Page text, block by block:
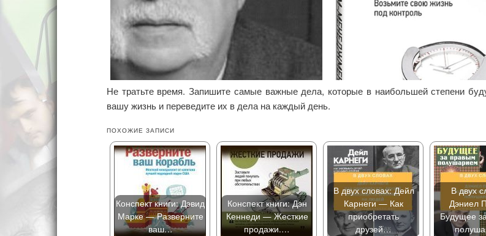
Не тратьте время. Запишите самые важные дела, которые в наибольшей степени
вашу жизнь и переведите их в дела на каждый день.
ПОХОЖИЕ ЗАПИСИ
Конспект книги: Дэвид
Марке — Разверните
ваш…
Конспект книги: Дэн
Кеннеди — Жесткие
продажи.…
В двух словах: Дейл
Карнеги — Как
приобретать
друзей…
В двух
Дэниел
Будущее